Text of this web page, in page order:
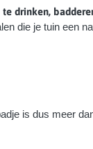
drinken,
die je tuin een
is dus meer